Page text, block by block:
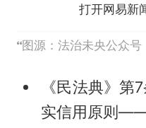
打开网易新
图源：法治未央公众号
《民法典》第
实信用原则——